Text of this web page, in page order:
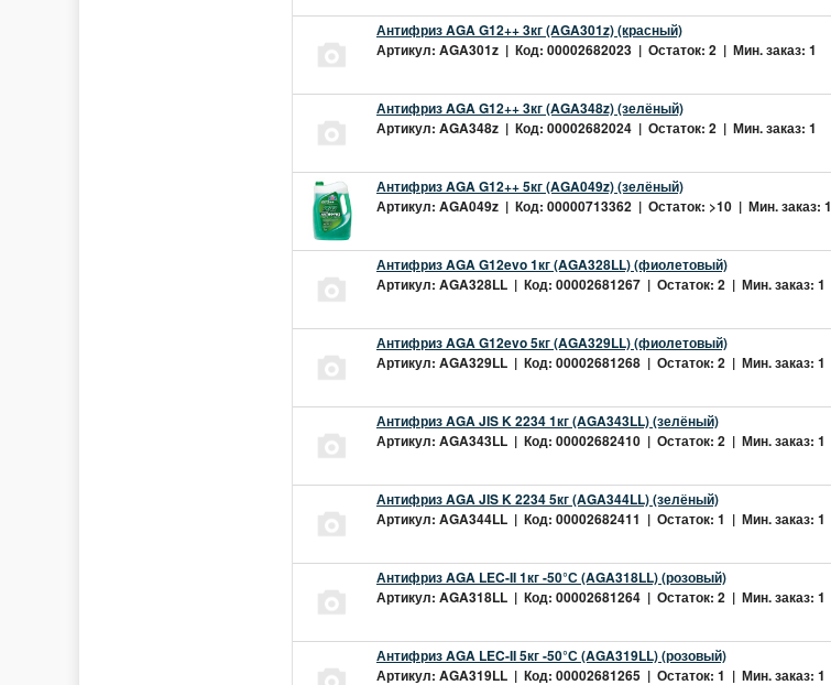
Антифриз AGA G12++ 3кг (AGA301z) (красный)
Артикул: AGA301z | Код: 00002682023 | Остаток: 2 | Мин. заказ: 1
Антифриз AGA G12++ 3кг (AGA348z) (зелёный)
Артикул: AGA348z | Код: 00002682024 | Остаток: 2 | Мин. заказ: 1
Антифриз AGA G12++ 5кг (AGA049z) (зелёный)
Артикул: AGA049z | Код: 00000713362 | Остаток: >10 | Мин. заказ: 1
Антифриз AGA G12evo 1кг (AGA328LL) (фиолетовый)
Артикул: AGA328LL | Код: 00002681267 | Остаток: 2 | Мин. заказ: 1
Антифриз AGA G12evo 5кг (AGA329LL) (фиолетовый)
Артикул: AGA329LL | Код: 00002681268 | Остаток: 2 | Мин. заказ: 1
Антифриз AGA JIS K 2234 1кг (AGA343LL) (зелёный)
Артикул: AGA343LL | Код: 00002682410 | Остаток: 2 | Мин. заказ: 1
Антифриз AGA JIS K 2234 5кг (AGA344LL) (зелёный)
Артикул: AGA344LL | Код: 00002682411 | Остаток: 1 | Мин. заказ: 1
Антифриз AGA LEC-II 1кг -50°С (AGA318LL) (розовый)
Артикул: AGA318LL | Код: 00002681264 | Остаток: 2 | Мин. заказ: 1
Антифриз AGA LEC-II 5кг -50°С (AGA319LL) (розовый)
Артикул: AGA319LL | Код: 00002681265 | Остаток: 1 | Мин. заказ: 1